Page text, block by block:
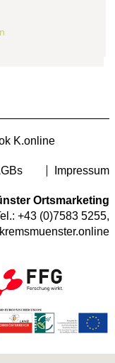
K.online
Impressum
Ortsmarketing
+43 (0)7583 5255,